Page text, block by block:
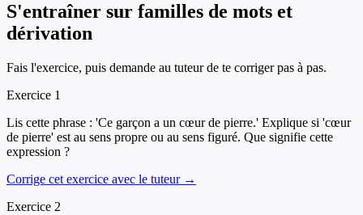
S'entraîner sur familles de mots et
dérivation
Fais l'exercice, puis demande au tuteur de te corriger pas à pas.
Exercice 1
Lis cette phrase : 'Ce garçon a un cœur de pierre.' Explique si 'cœur
de pierre' est au sens propre ou au sens figuré. Que signifie cette
expression ?
Corrige cet exercice avec le tuteur →
Exercice 2